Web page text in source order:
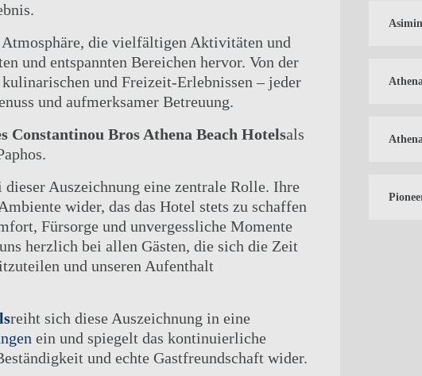
Atmosphäre, die vielfältigen Aktivitäten und
und entspannten Bereichen hervor. Von der
und Freizeit-Erlebnissen – jeder
und aufmerksamer Betreuung.
Constantinou Bros Athena Beach Hotelsals
Auszeichnung eine zentrale Rolle. Ihre
wider, das das Hotel stets zu schaffen
Fürsorge und unvergessliche Momente
herzlich bei allen Gästen, die sich die Zeit
und unseren Aufenthalt
reiht sich diese Auszeichnung in eine
ein und spiegelt das kontinuierliche
und echte Gastfreundschaft wider.